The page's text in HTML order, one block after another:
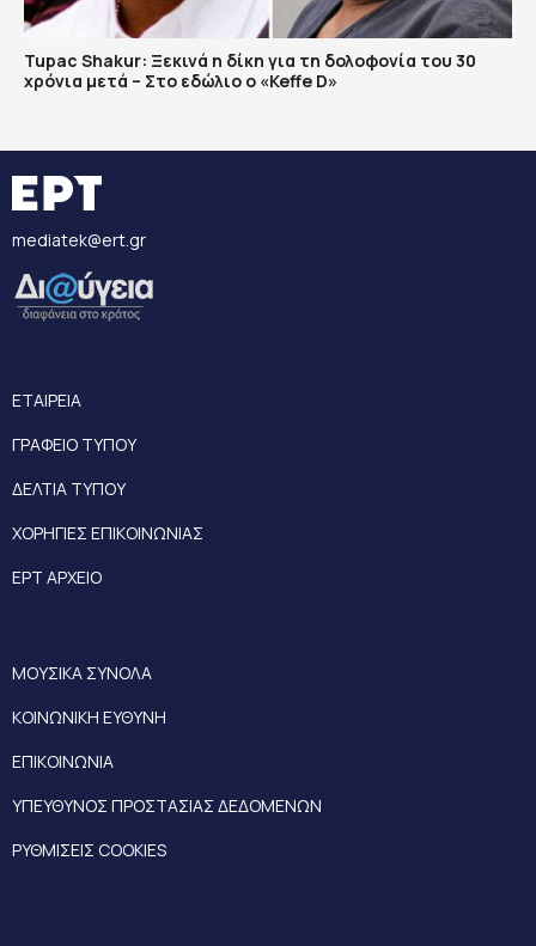
Tupac Shakur: Ξεκινά η δίκη για τη δολοφονία του 30
χρόνια μετά – Στο εδώλιο ο «Keffe D»
mediatek@ert.gr
ΕΤΑΙΡΕΙΑ
ΓΡΑΦΕΙΟ ΤΥΠΟΥ
ΔΕΛΤΙΑ ΤΥΠΟΥ
ΧΟΡΗΓΙΕΣ ΕΠΙΚΟΙΝΩΝΙΑΣ
ΕΡΤ ΑΡΧΕΙΟ
ΜΟΥΣΙΚΑ ΣΥΝΟΛΑ
ΚΟΙΝΩΝΙΚΗ ΕΥΘΥΝΗ
ΕΠΙΚΟΙΝΩΝΙΑ
ΥΠΕΥΘΥΝΟΣ ΠΡΟΣΤΑΣΙΑΣ ΔΕΔΟΜΕΝΩΝ
ΡΥΘΜΙΣΕΙΣ COOKIES